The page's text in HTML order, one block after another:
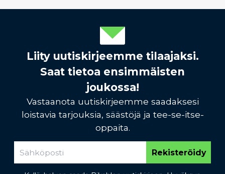
Liity uutiskirjeemme tilaajaksi.
Saat tietoa ensimmäisten
joukossa!
Vastaanota uutiskirjeemme saadaksesi
loistavia tarjouksia, säästöjä ja tee-se-itse-
oppaita.
Rekisteröidy